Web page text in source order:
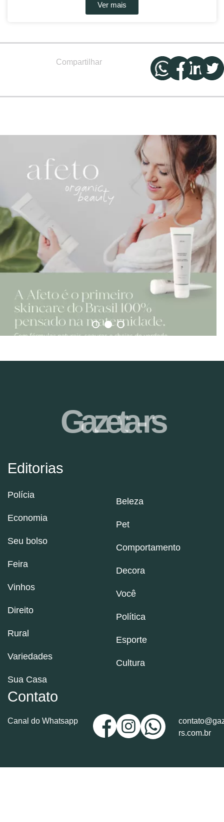
Ver mais
Compartilhar
Editorias
Polícia
Economia
Seu bolso
Feira
Vinhos
Direito
Rural
Variedades
Sua Casa
Beleza
Pet
Comportamento
Decora
Você
Política
Esporte
Cultura
Contato
Canal do Whatsapp
rs.com.br
Gazeta-rs